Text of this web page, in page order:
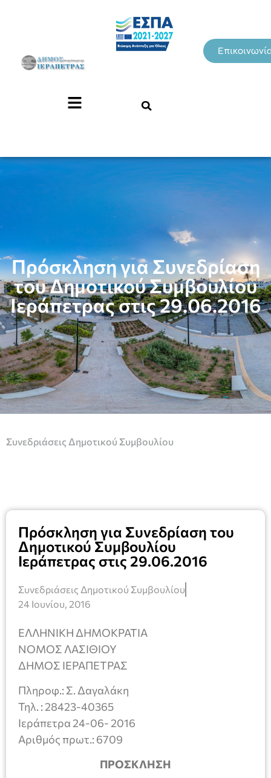
Πρόσκληση για Συνεδρίαση
του Δημοτικού Συμβουλίου
Ιεράπετρας στις 29.06.2016
Συνεδριάσεις Δημοτικού Συμβουλίου
Πρόσκληση για Συνεδρίαση του
Δημοτικού Συμβουλίου
Ιεράπετρας στις 29.06.2016
Συνεδριάσεις Δημοτικού Συμβουλίου
24 Ιουνίου, 2016
ΕΛΛΗΝΙΚΗ ΔΗΜΟΚΡΑΤΙΑ
ΝΟΜΟΣ ΛΑΣΙΘΙΟΥ
ΔΗΜΟΣ ΙΕΡΑΠΕΤΡΑΣ
Πληροφ.: Σ. Δαγαλάκη
Τηλ. : 28423-40365
Ιεράπετρα 24-06- 2016
Αριθμός πρωτ.: 6709
ΠΡΟΣΚΛΗΣΗ